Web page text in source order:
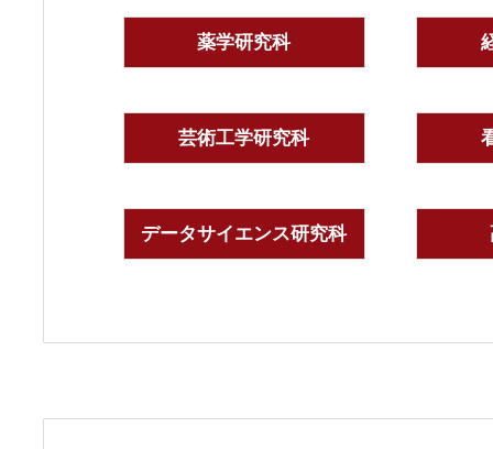
薬学研究科
芸術工学研究科
データサイエンス研究科